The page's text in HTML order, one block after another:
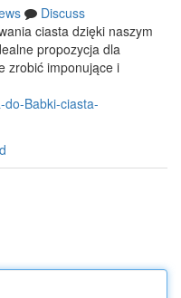
Discuss
ciasta dzięki naszym
propozycja dla
zrobić imponujące i
Babki-ciasta-